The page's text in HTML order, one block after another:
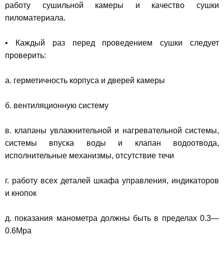
работу сушильной камеры и качество сушки
пиломатериала.
• Каждый раз перед проведением сушки следует
проверить:
а. герметичность корпуса и дверей камеры
б. вентиляционную систему
в. клапаны увлажнительной и нагревательной системы,
системы впуска воды и клапан водоотвода,
исполнительные механизмы, отсутствие течи
г. работу всех деталей шкафа управления, индикаторов
и кнопок
д. показания манометра должны быть в пределах 0.3—
0.6Мра